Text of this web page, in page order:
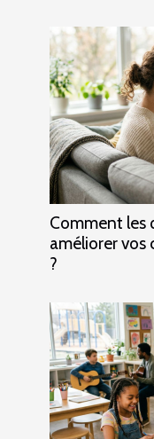
Comment les
améliorer vos
?